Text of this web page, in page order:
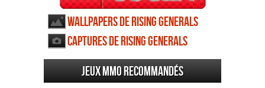
Wallpapers de Rising Generals
Captures de Rising Generals
Jeux MMO recommandés